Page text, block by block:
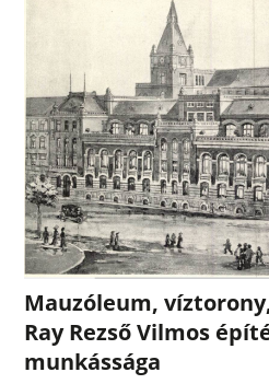
Mauzóleum,
Ray Rezső Vilmos
munkássága